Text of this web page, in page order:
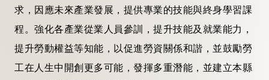
求，因應未來產業發展， 提供專業的技能與終身學習課
程。強化各產業從業人員參訓，提升技能及就業能力，
提升勞動權益等知能，以促進勞資關係和諧，並鼓勵勞
工在人生中開創更多可能，發揮多重潛能，並建立本縣